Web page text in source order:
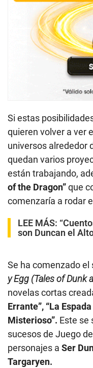
Si estas
quieren volver a ver
universos alrededor
quedan varios
están trabajando,
of the Dragon”que
comenzaría a rodar
LEE MÁS:
son Duncan el
Se ha comenzado el
y Egg (Tales of Dunk
novelas cortas
Errante”, “La
Misterioso”. Este se
sucesos de Juego
personajes a Ser
Targaryen.